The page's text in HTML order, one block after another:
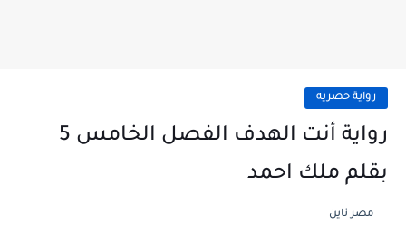
رواية حصريه
رواية أنت الهدف الفصل الخامس 5
بقلم ملك احمد
مصر ناين